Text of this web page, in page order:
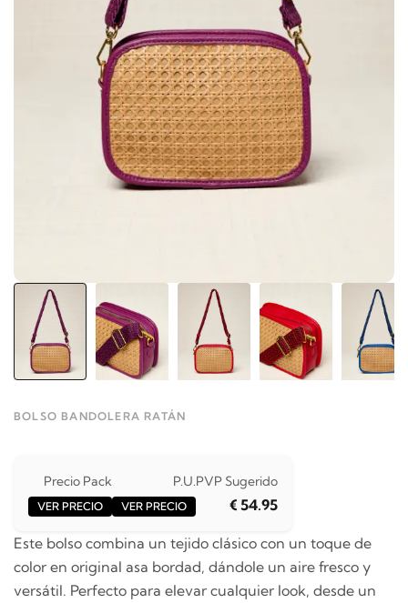
BOLSO BANDOLERA RATÁN
Precio Pack
VER PRECIO
P.U.
VER PRECIO
PVP Sugerido
€ 54.95
Este bolso combina un tejido clásico con un toque de
color en original asa bordad, dándole un aire fresco y
versátil. Perfecto para elevar cualquier look, desde un